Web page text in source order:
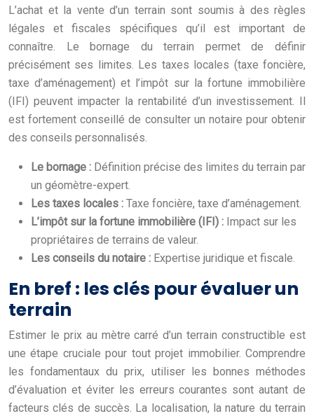
L’achat et la vente d’un terrain sont soumis à des règles
légales et fiscales spécifiques qu’il est important de
connaître. Le bornage du terrain permet de définir
précisément ses limites. Les taxes locales (taxe foncière,
taxe d’aménagement) et l’impôt sur la fortune immobilière
(IFI) peuvent impacter la rentabilité d’un investissement. Il
est fortement conseillé de consulter un notaire pour obtenir
des conseils personnalisés.
Le bornage : Définition précise des limites du terrain par
un géomètre-expert.
Les taxes locales : Taxe foncière, taxe d’aménagement.
L’impôt sur la fortune immobilière (IFI) : Impact sur les
propriétaires de terrains de valeur.
Les conseils du notaire : Expertise juridique et fiscale.
En bref : les clés pour évaluer un
terrain
Estimer le prix au mètre carré d’un terrain constructible est
une étape cruciale pour tout projet immobilier. Comprendre
les fondamentaux du prix, utiliser les bonnes méthodes
d’évaluation et éviter les erreurs courantes sont autant de
facteurs clés de succès. La localisation, la nature du terrain